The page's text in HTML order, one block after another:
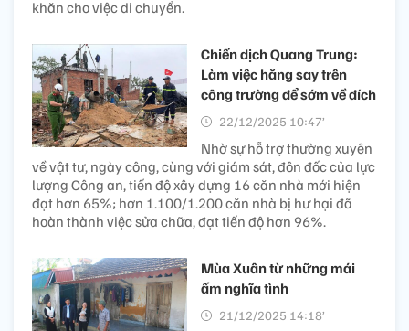
khăn cho việc di chuyển.
Chiến dịch Quang Trung:
Làm việc hăng say trên
công trường để sớm về đích
22/12/2025 10:47’
Nhờ sự hỗ trợ thường xuyên
về vật tư, ngày công, cùng với giám sát, đôn đốc của lực
lượng Công an, tiến độ xây dựng 16 căn nhà mới hiện
đạt hơn 65%; hơn 1.100/1.200 căn nhà bị hư hại đã
hoàn thành việc sửa chữa, đạt tiến độ hơn 96%.
Mùa Xuân từ những mái
ấm nghĩa tình
21/12/2025 14:18’